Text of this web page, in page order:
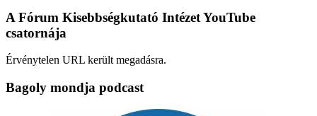
A Fórum Kisebbségkutató Intézet YouTube
csatornája
Érvénytelen URL került megadásra.
Bagoly mondja podcast